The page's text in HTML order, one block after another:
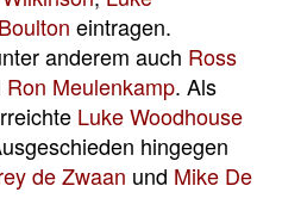
eintragen.
anderem auch Ross
Ron Meulenkamp. Als
Luke Woodhouse
hingegen
de Zwaan und Mike De